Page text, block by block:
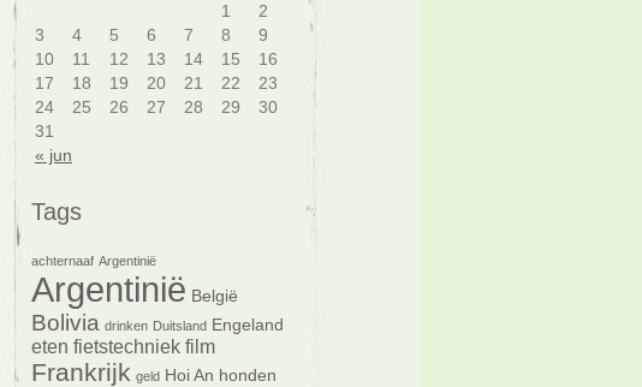
« jun
1
2
3
4 5 6 7 8
9
10
11 12 13 14 15
16
17
18 19 20 21 22
23
24
25 26 27 28 29
30
31
Tags
achternaaf Argentinië
Argentinië België
Bolivia drinken Duitsland Engeland
eten fietstechniek film
Frankrijk geld Hoi An honden